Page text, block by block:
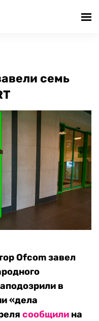
семь
Ofcom завел
в
«дела
сообщили на